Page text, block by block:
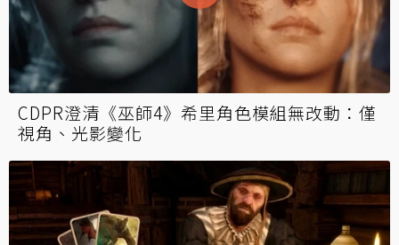
CDPR澄清《巫師4》希里角色模組無改動：僅
視角、光影變化